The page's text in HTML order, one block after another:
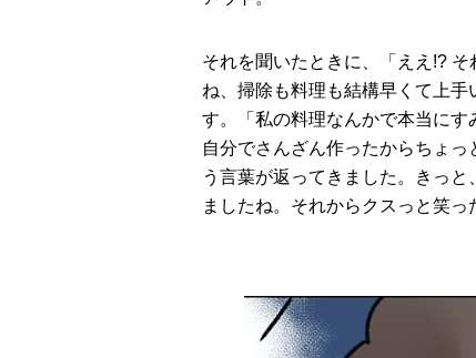
それを聞いたときに、「ええ!?
ね、掃除も料理も結構早くて上
す。「私の料理なんかで本当にす
⾃分でさんざん作ったからちょ
う言葉が返ってきました。きっ
ましたね。それからクスっと笑っ